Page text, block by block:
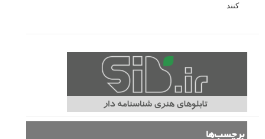
کنند
برچسب‌ها